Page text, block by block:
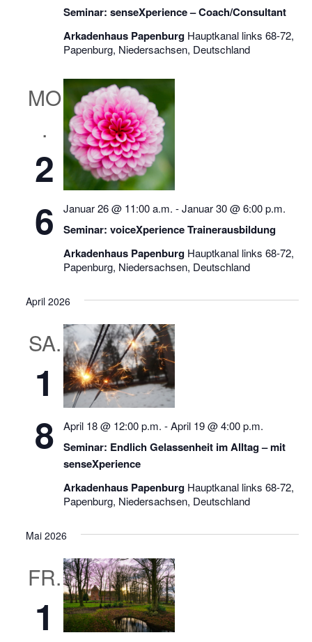
Seminar: senseXperience – Coach/Consultant
Arkadenhaus Papenburg Hauptkanal links 68-72,
Papenburg, Niedersachsen, Deutschland
MO
.
2
6
Seminar: voiceXperience Trainerausbildung
Januar 26 @ 11:00 a.m. -Januar 30 @ 6:00 p.m.
Arkadenhaus Papenburg Hauptkanal links 68-72,
Papenburg, Niedersachsen, Deutschland
April 2026
SA.
1
8
Seminar: Endlich Gelassenheit im Alltag – mit
senseXperience
April 18 @ 12:00 p.m. -April 19 @ 4:00 p.m.
Arkadenhaus Papenburg Hauptkanal links 68-72,
Papenburg, Niedersachsen, Deutschland
Mai 2026
FR.
1